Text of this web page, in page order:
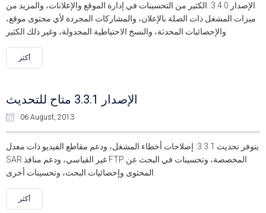
الإصدار 3.4.0: الكثير من التحسينات في إدارة الموقع والإعلانات، والمزيد من
ميزات المشغل ذات الصلة بالإعلان، والمشاركات المجردة لأي محتوى موقع،
أكثر
الإصدار 3.3.1 متاح للتحديث
06 August, 2013
يتوفر تحديث 3.3.1: إصلاحات أخطاء المشغل، ودعم مقاطع الفيديو ذات معدل
SAR غير القياسي، ودعم منافذ FTP المخصصة، وتحسينات في البحث عن
أكثر